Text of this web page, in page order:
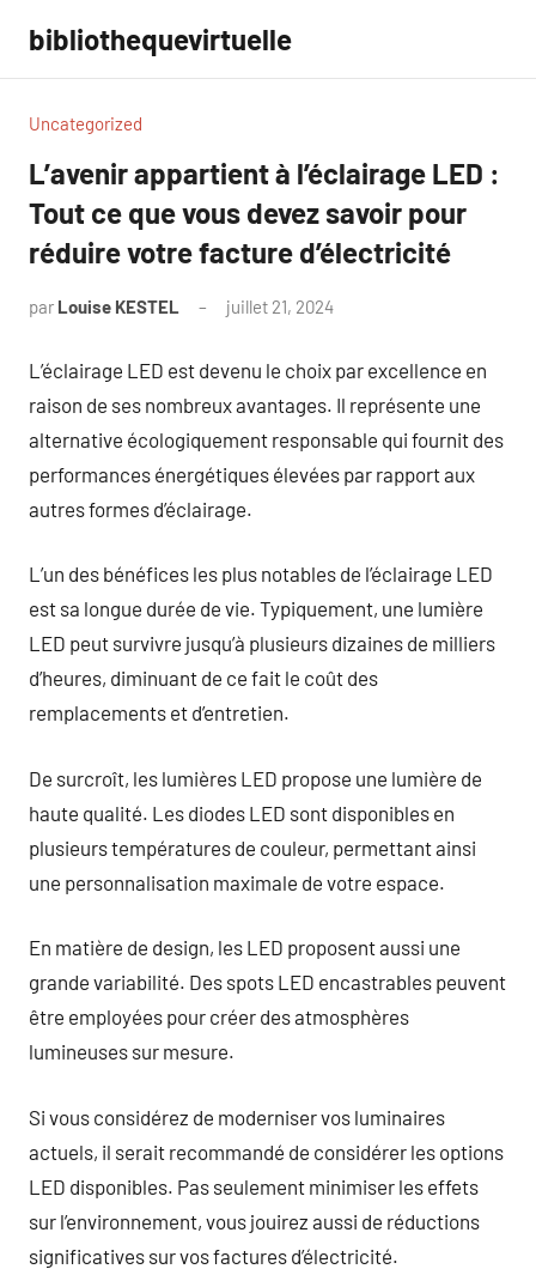
contenu
bibliothequevirtuelle
Uncategorized
L’avenir appartient à l’éclairage LED :
Tout ce que vous devez savoir pour
réduire votre facture d’électricité
par Louise KESTEL juillet 21, 2024
L’éclairage LED est devenu le choix par excellence en
raison de ses nombreux avantages. Il représente une
alternative écologiquement responsable qui fournit des
performances énergétiques élevées par rapport aux
autres formes d’éclairage.
L’un des bénéfices les plus notables de l’éclairage LED
est sa longue durée de vie. Typiquement, une lumière
LED peut survivre jusqu’à plusieurs dizaines de milliers
d’heures, diminuant de ce fait le coût des
remplacements et d’entretien.
De surcroît, les lumières LED propose une lumière de
haute qualité. Les diodes LED sont disponibles en
plusieurs températures de couleur, permettant ainsi
une personnalisation maximale de votre espace.
En matière de design, les LED proposent aussi une
grande variabilité. Des spots LED encastrables peuvent
être employées pour créer des atmosphères
lumineuses sur mesure.
Si vous considérez de moderniser vos luminaires
actuels, il serait recommandé de considérer les options
LED disponibles. Pas seulement minimiser les effets
sur l’environnement, vous jouirez aussi de réductions
significatives sur vos factures d’électricité.